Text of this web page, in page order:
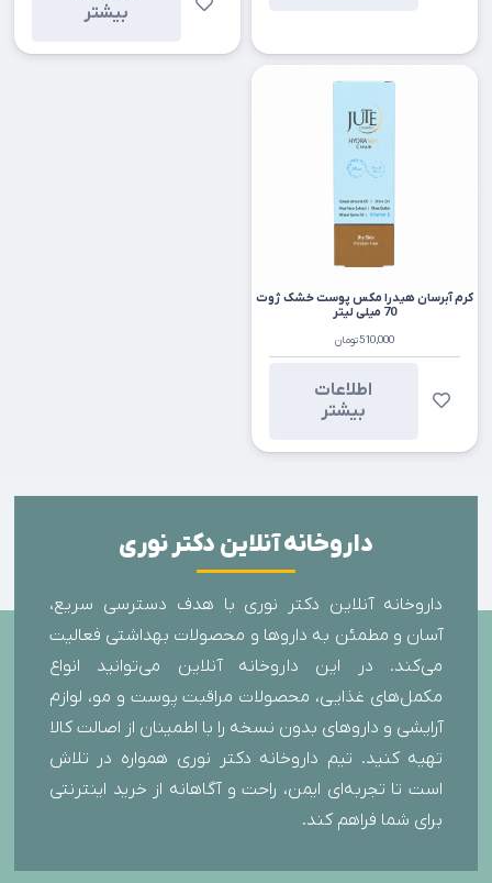
بیشتر
کرم آبرسان هیدرا مکس پوست خشک ژوت
70 میلی لیتر
510,000تومان
اطلاعات
بیشتر
داروخانه آنلاین دکتر نوری
داروخانه آنلاین دکتر نوری با هدف دسترسی سریع،
آسان و مطمئن به داروها و محصولات بهداشتی فعالیت
می‌کند. در این داروخانه آنلاین می‌توانید انواع
مکمل‌های غذایی، محصولات مراقبت پوست و مو، لوازم
آرایشی و داروهای بدون نسخه را با اطمینان از اصالت کالا
تهیه کنید. تیم داروخانه دکتر نوری همواره در تلاش
است تا تجربه‌ای ایمن، راحت و آگاهانه از خرید اینترنتی
برای شما فراهم کند.